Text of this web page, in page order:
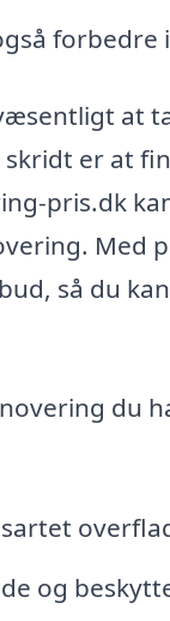
forbedre
at
er at
pris.dk
Med
så du
du
og